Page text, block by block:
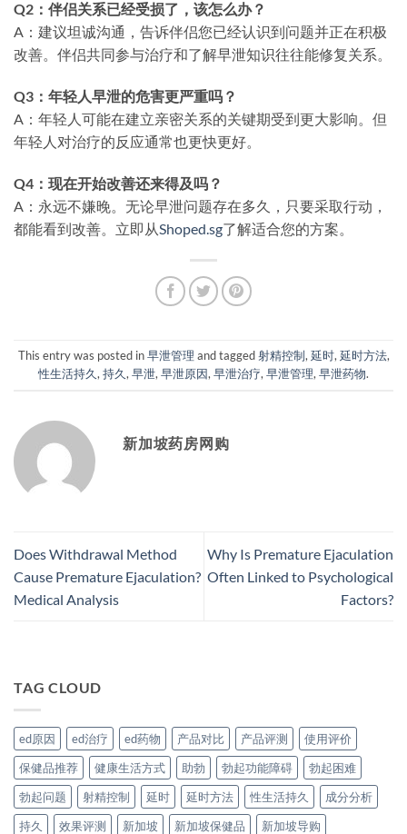
Q2：伴侣关系已经受损了，该怎么办？
A：建议坦诚沟通，告诉伴侣您已经认识到问题并正在积极
改善。伴侣共同参与治疗和了解早泄知识往往能修复关系。
Q3：年轻人早泄的危害更严重吗？
A：年轻人可能在建立亲密关系的关键期受到更大影响。但
年轻人对治疗的反应通常也更快更好。
Q4：现在开始改善还来得及吗？
A：永远不嫌晚。无论早泄问题存在多久，只要采取行动，
都能看到改善。立即从Shoped.sg了解适合您的方案。
This entry was posted in早泄管理 and tagged射精控制, 延时, 延时方法,
性生活持久, 持久, 早泄, 早泄原因, 早泄治疗, 早泄管理, 早泄药物.
新加坡药房网购
Does Withdrawal Method
Cause Premature Ejaculation?
Medical Analysis
Why Is Premature Ejaculation
Often Linked to Psychological
Factors?
TAG CLOUD
ed原因 ed治疗 ed药物 产品对比 产品评测
使用评价
保健品推荐
健康生活方式 助勃 勃起功能障碍
勃起困难
勃起问题
射精控制 延时 延时方法 性生活持久
成分分析
持久
效果评测 新加坡 新加坡保健品
新加坡导购